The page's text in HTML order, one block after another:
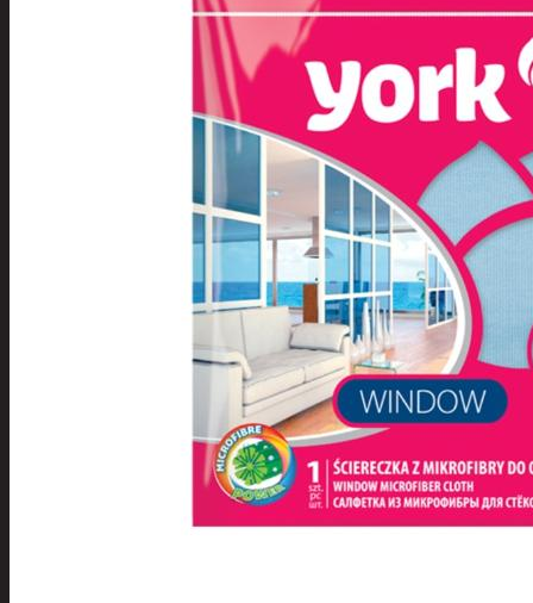
Tuotevalikoima
Poistotuotteet
Kausituotteet
Joulu
Joulu- ja kausivalot
Eläimet ja
tontut
Kyntteliköt
Valoketjut ja
kuusenvalot
Joulukoristeet
Kranssit ja
asetelmat
Tontut ja
muut
Joulutekstiilit
Paketointi
Marjastus
Talvi
Päivittäistavarat